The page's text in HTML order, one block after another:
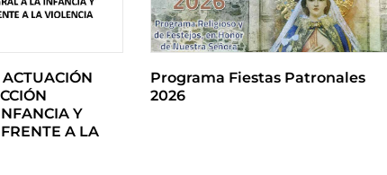
Y
A LA
Programa Fiestas Patronales
2026